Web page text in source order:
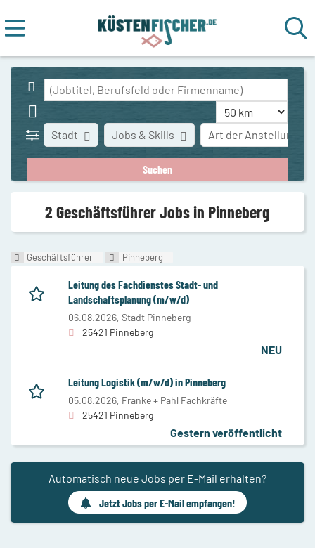
Stadt Art der Anstellung
Jobs & Skills
2 Geschäftsführer Jobs in Pinneberg
Geschäftsführer Pinneberg
Leitung des Fachdienstes Stadt- und
Landschaftsplanung (m/w/d)
06.08.2026, Stadt Pinneberg
25421 Pinneberg
NEU
Leitung Logistik (m/w/d) in Pinneberg
05.08.2026, Franke + Pahl Fachkräfte
25421 Pinneberg
Gestern veröffentlicht
Automatisch neue Jobs per E-Mail erhalten?
Jetzt Jobs per E-Mail empfangen!